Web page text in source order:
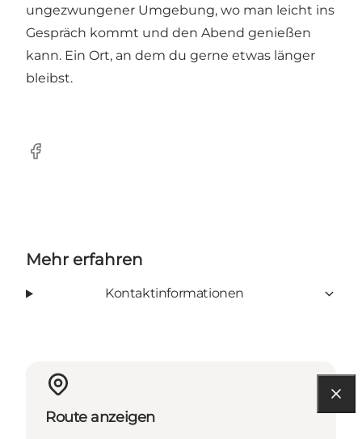
ungezwungener Umgebung, wo man leicht ins
Gespräch kommt und den Abend genießen
kann. Ein Ort, an dem du gerne etwas länger
bleibst.
Facebook
Mehr erfahren
Kontaktinformationen
Route anzeigen